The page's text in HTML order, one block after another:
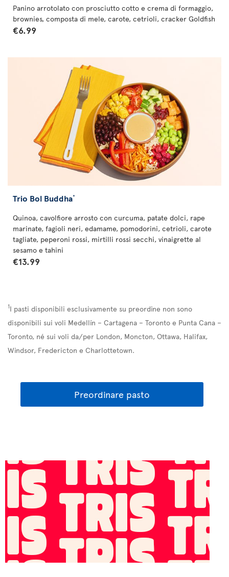
Panino arrotolato con prosciutto cotto e crema di formaggio,
brownies, composta di mele, carote, cetrioli, cracker Goldfish
€6.99
Trio Bol Buddha*
Quinoa, cavolfiore arrosto con curcuma, patate dolci, rape
marinate, fagioli neri, edamame, pomodorini, cetrioli, carote
tagliate, peperoni rossi, mirtilli rossi secchi, vinaigrette al
sesamo e tahini
€13.99
1I pasti disponibili esclusivamente su preordine non sono
disponibili sui voli Medellín – Cartagena – Toronto e Punta Cana –
Toronto, né sui voli da/per London, Moncton, Ottawa, Halifax,
Windsor, Fredericton e Charlottetown.
Preordinare pasto